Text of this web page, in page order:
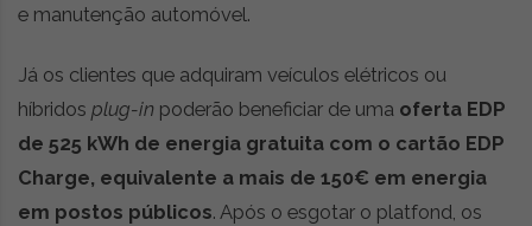
e manutenção automóvel.
Já os clientes que adquiram veículos elétricos ou
híbridos plug-in poderão beneficiar de uma oferta EDP
de 525 kWh de energia gratuita com o cartão EDP
Charge, equivalente a mais de 150€ em energia
em postos públicos. Após o esgotar o platfond, os